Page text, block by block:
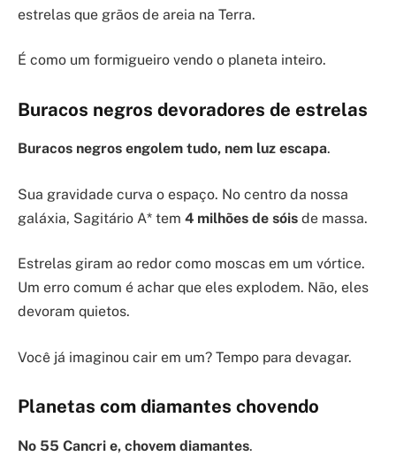
estrelas que grãos de areia na Terra.
É como um formigueiro vendo o planeta inteiro.
Buracos negros devoradores de estrelas
Buracos negros engolem tudo, nem luz escapa.
Sua gravidade curva o espaço. No centro da nossa
galáxia, Sagitário A* tem 4 milhões de sóis de massa.
Estrelas giram ao redor como moscas em um vórtice.
Um erro comum é achar que eles explodem. Não, eles
devoram quietos.
Você já imaginou cair em um? Tempo para devagar.
Planetas com diamantes chovendo
No 55 Cancri e, chovem diamantes.